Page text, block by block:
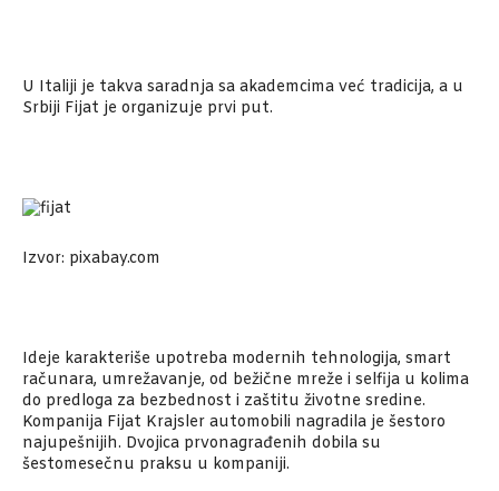
U Italiji je takva saradnja sa akademcima već tradicija, a u
Srbiji Fijat je organizuje prvi put.
Izvor: pixabay.com
Ideje karakteriše upotreba modernih tehnologija, smart
računara, umrežavanje, od bežične mreže i selfija u kolima
do predloga za bezbednost i zaštitu životne sredine.
Kompanija Fijat Krajsler automobili nagradila je šestoro
najupešnijih. Dvojica prvonagrađenih dobila su
šestomesečnu praksu u kompaniji.